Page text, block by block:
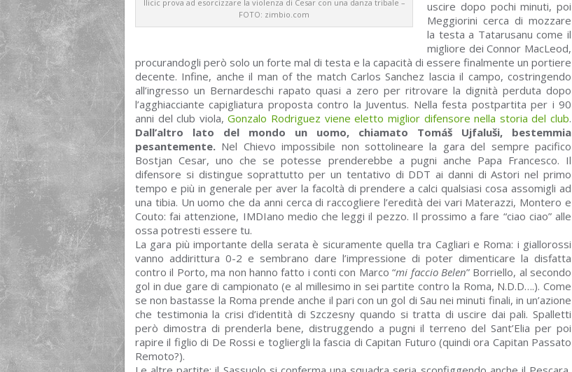
Ilicic prova ad esorcizzare la violenza di Cesar con una danza tribale –
FOTO: zimbio.com
uscire dopo pochi minuti, poi
Meggiorini cerca di mozzare
la testa a Tatarusanu come il
migliore dei Connor MacLeod,
procurandogli però solo un forte mal di testa e la capacità di essere finalmente un portiere
decente. Infine, anche il man of the match Carlos Sanchez lascia il campo, costringendo
all’ingresso un Bernardeschi rapato quasi a zero per ritrovare la dignità perduta dopo
l’agghiacciante capigliatura proposta contro la Juventus. Nella festa postpartita per i 90
anni del club viola,Gonzalo Rodriguez viene eletto miglior difensore nella storia del club.
Dall’altro lato del mondo un uomo, chiamato Tomáš Ujfaluši, bestemmia
pesantemente. Nel Chievo impossibile non sottolineare la gara del sempre pacifico
Bostjan Cesar, uno che se potesse prenderebbe a pugni anche Papa Francesco. Il
difensore si distingue soprattutto per un tentativo di DDT ai danni di Astori nel primo
tempo e più in generale per aver la facoltà di prendere a calci qualsiasi cosa assomigli ad
una tibia. Un uomo che da anni cerca di raccogliere l’eredità dei vari Materazzi, Montero e
Couto: fai attenzione, IMDIano medio che leggi il pezzo. Il prossimo a fare “ciao ciao” alle
ossa potresti essere tu.
La gara più importante della serata è sicuramente quella tra Cagliari e Roma: i giallorossi
vanno addirittura 0-2 e sembrano dare l’impressione di poter dimenticare la disfatta
contro il Porto, ma non hanno fatto i conti con Marco “mi faccio Belen” Borriello, al secondo
gol in due gare di campionato (e al millesimo in sei partite contro la Roma, N.D.D….). Come
se non bastasse la Roma prende anche il pari con un gol di Sau nei minuti finali, in un’azione
che testimonia la crisi d’identità di Szczesny quando si tratta di uscire dai pali. Spalletti
però dimostra di prenderla bene, distruggendo a pugni il terreno del Sant’Elia per poi
rapire il figlio di De Rossi e togliergli la fascia di Capitan Futuro (quindi ora Capitan Passato
Remoto?).